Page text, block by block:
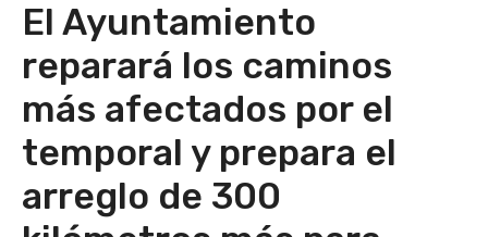
El Ayuntamiento
reparará los caminos
más afectados por el
temporal y prepara el
arreglo de 300